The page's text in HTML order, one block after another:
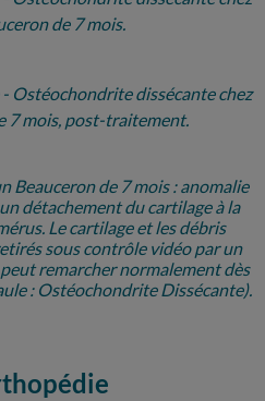
de 7 mois.
Ostéochondrite dissécante chez
7 mois, post-traitement.
Beauceron de 7 mois : anomalie
détachement du cartilage à la
Le cartilage et les débris
sous contrôle vidéo par un
remarcher normalement dès
: Ostéochondrite Dissécante).